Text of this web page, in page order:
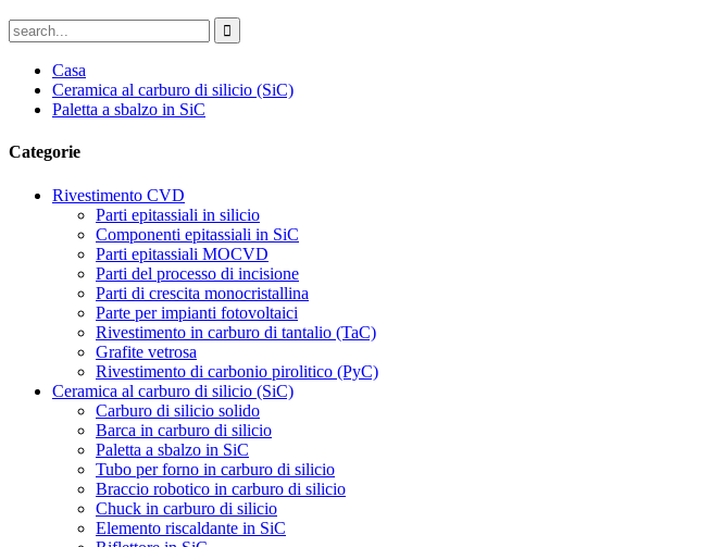
Casa
Ceramica al carburo di silicio (SiC)
Paletta a sbalzo in SiC
Categorie
Rivestimento CVD
Parti epitassiali in silicio
Componenti epitassiali in SiC
Parti epitassiali MOCVD
Parti del processo di incisione
Parti di crescita monocristallina
Parte per impianti fotovoltaici
Rivestimento in carburo di tantalio (TaC)
Grafite vetrosa
Rivestimento di carbonio pirolitico (PyC)
Ceramica al carburo di silicio (SiC)
Carburo di silicio solido
Barca in carburo di silicio
Paletta a sbalzo in SiC
Tubo per forno in carburo di silicio
Braccio robotico in carburo di silicio
Chuck in carburo di silicio
Elemento riscaldante in SiC